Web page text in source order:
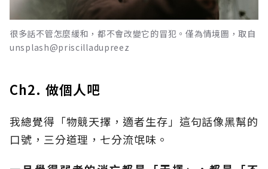
很多話不管怎麼緩和，都不會改變它的冒犯。僅為情境圖，取自
unsplash@priscilladupreez
Ch2. 做個人吧
我總覺得「物競天擇，適者生存」這句話像黑幫的
口號，三分道理，七分流氓味。